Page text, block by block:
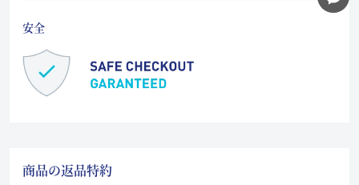
安全
商品の返品特約